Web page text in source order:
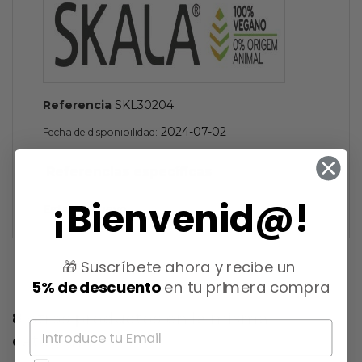
Referencia SKL30204
Fecha de disponibilidad: 2024-07-02
Estado Nuevo
8 otros productos en la misma
categoría:
¡Bienvenid@!
🎁 Suscríbete ahora y recibe un
5% de descuentoen tu primera compra